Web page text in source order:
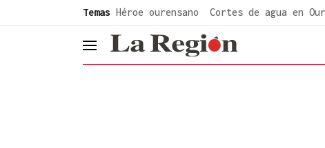
Temas Héroe ourensano Cortes de agua en
header.menu.open